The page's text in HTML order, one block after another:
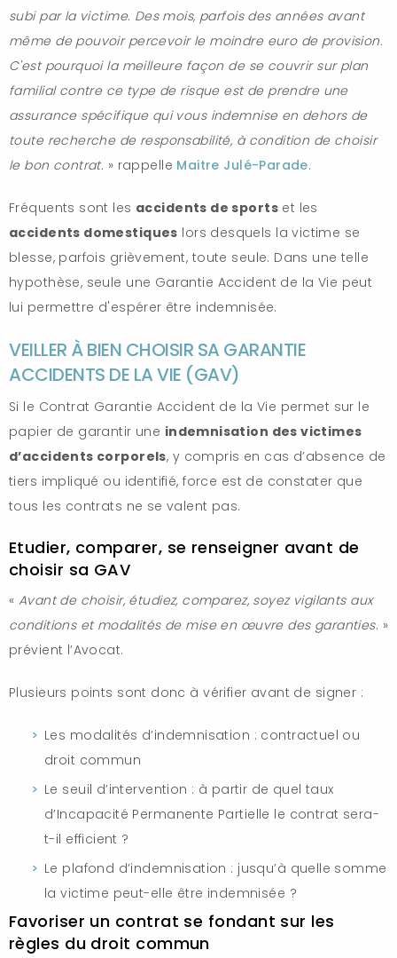
subi par la victime. Des mois, parfois des années avant
même de pouvoir percevoir le moindre euro de provision.
C'est pourquoi la meilleure façon de se couvrir sur plan
familial contre ce type de risque est de prendre une
assurance spécifique qui vous indemnise en dehors de
toute recherche de responsabilité, à condition de choisir
le bon contrat. » rappelle Maitre Julé-Parade.
Fréquents sont les accidents de sportset les
accidents domestiques lors desquels la victime se
blesse, parfois grièvement, toute seule. Dans une telle
hypothèse, seule une Garantie Accident de la Vie peut
lui permettre d'espérer être indemnisée.
VEILLER À BIEN CHOISIR SA GARANTIE
ACCIDENTS DE LA VIE (GAV)
Si le Contrat Garantie Accident de la Vie permet sur le
papier de garantir une indemnisation des victimes
d’accidents corporels, y compris en cas d’absence de
tiers impliqué ou identifié, force est de constater que
tous les contrats ne se valent pas.
Etudier, comparer, se renseigner avant de
choisir sa GAV
« Avant de choisir, étudiez, comparez, soyez vigilants aux
conditions et modalités de mise en œuvre des garanties. »
prévient l’Avocat.
Plusieurs points sont donc à vérifier avant de signer :
Les modalités d’indemnisation : contractuel ou
droit commun
Le seuil d’intervention : à partir de quel taux
d’Incapacité Permanente Partielle le contrat sera-
t-il efficient ?
Le plafond d’indemnisation : jusqu’à quelle somme
la victime peut-elle être indemnisée ?
Favoriser un contrat se fondant sur les
règles du droit commun